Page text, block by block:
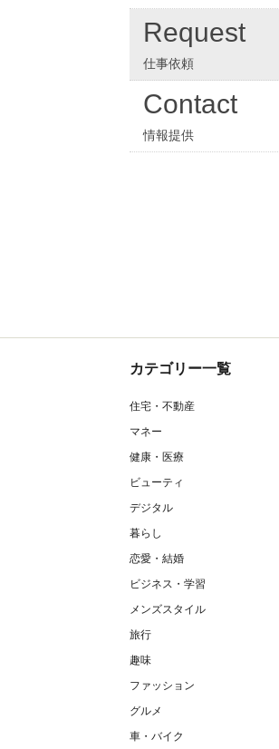
Request
仕事依頼
Contact
情報提供
カテゴリー一覧
住宅・不動産
マネー
健康・医療
ビューティ
デジタル
暮らし
恋愛・結婚
ビジネス・学習
メンズスタイル
旅行
趣味
ファッション
グルメ
車・バイク